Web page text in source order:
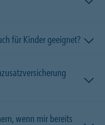
für Kinder geeignet?
wenn mir bereits